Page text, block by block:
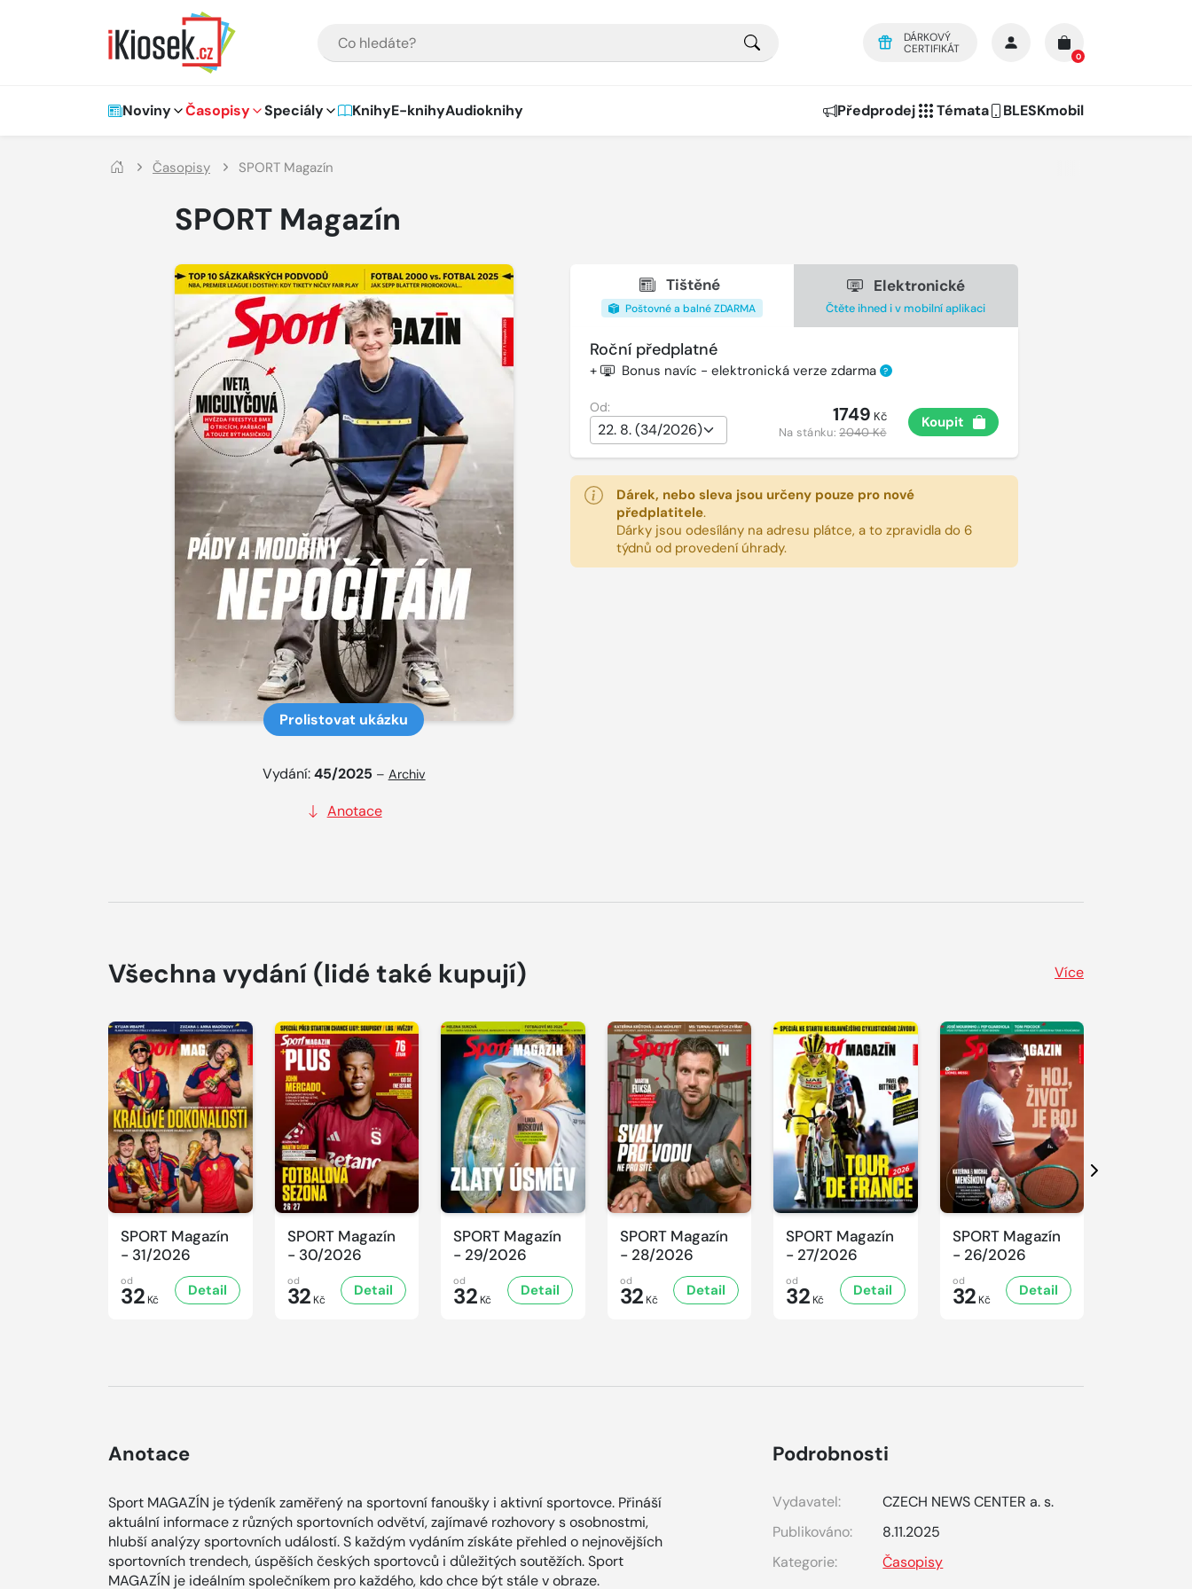
DÁRKOVÝ
CERTIFIKÁT
0
Hlavní navigace
Noviny Časopisy Speciály KnihyE-knihyAudioknihy Předprodej Témata BLESKmobil
Časopisy SPORT Magazín
SPORT Magazín
Prolistovat ukázku
Vydání:45/2025 – Archiv
Anotace
Tištěné
Poštovné a balné ZDARMA
Elektronické
Čtěte ihned i v mobilní aplikaci
Roční předplatné
+ Bonus navíc - elektronická verze zdarma ?
Od: 1749 Kč
Na stánku:2040 Kč
Koupit
Dárek, nebo sleva jsou určeny pouze pro nové
předplatitele.
Dárky jsou odesílány na adresu plátce, a to zpravidla do 6
týdnů od provedení úhrady.
Všechna vydání (lidé také kupují) Více
SPORT Magazín
- 31/2026
od
32 Kč
Detail
SPORT Magazín
- 30/2026
od
32 Kč
Detail
SPORT Magazín
- 29/2026
od
32 Kč
Detail
SPORT Magazín
- 28/2026
od
32 Kč
Detail
SPORT Magazín
- 27/2026
od
32 Kč
Detail
SPORT Magazín
- 26/2026
od
32 Kč
Detail
Další
Anotace
Sport MAGAZÍN je týdeník zaměřený na sportovní fanoušky i aktivní sportovce. Přináší
aktuální informace z různých sportovních odvětví, zajímavé rozhovory s osobnostmi,
hlubší analýzy sportovních událostí. S každým vydáním získáte přehled o nejnovějších
sportovních trendech, úspěších českých sportovců i důležitých soutěžích. Sport
MAGAZÍN je ideálním společníkem pro každého, kdo chce být stále v obraze.
Podrobnosti
Vydavatel:
CZECH NEWS CENTER a. s.
Publikováno:
8.11.2025
Kategorie:
Časopisy